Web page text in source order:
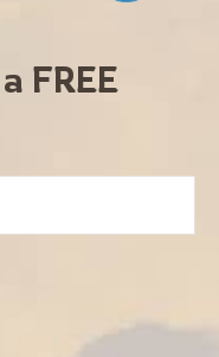
FREE